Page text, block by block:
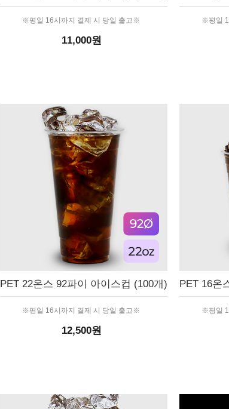
※평일 16시까지 결제 시 당일 출고※
11,000원
※평일
PET 22온스 92파이 아이스컵 (100개)
※평일 16시까지 결제 시 당일 출고※
12,500원
PET 16온
※평일